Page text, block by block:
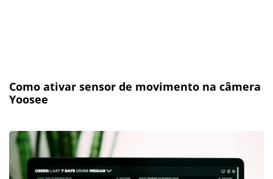
Como ativar sensor de movimento na câmera
Yoosee